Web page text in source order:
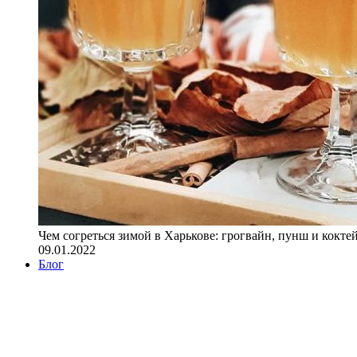
Чем согреться зимой в Харькове: грогвайн, пунш и
09.01.2022
Блог